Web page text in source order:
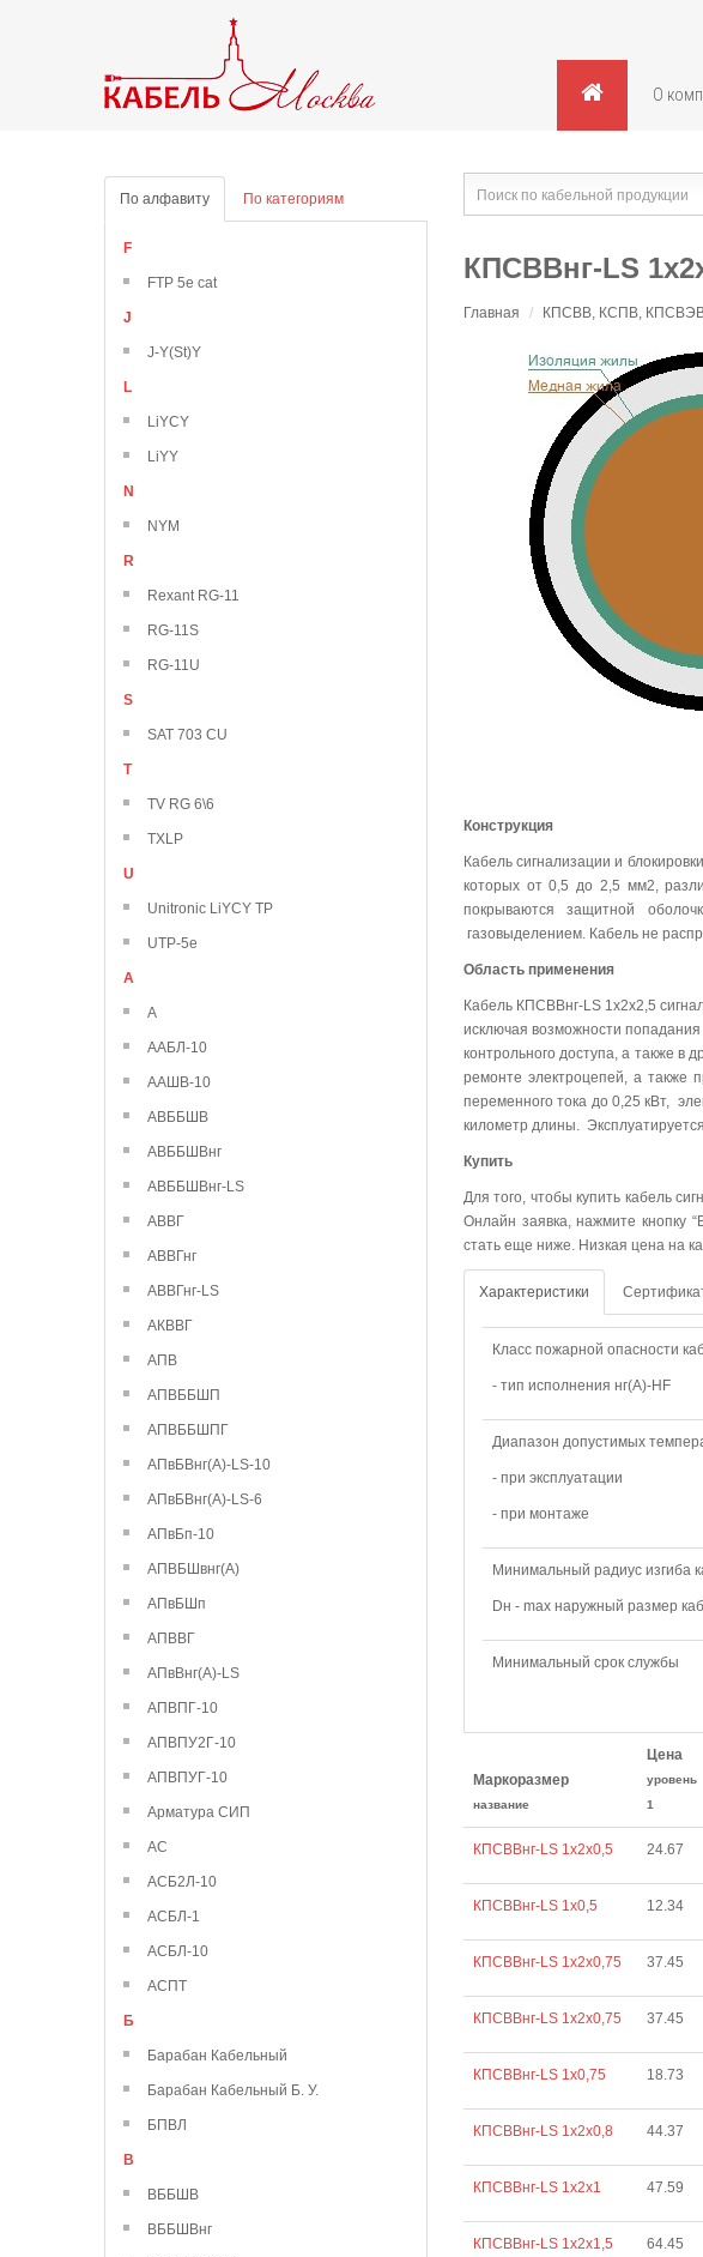
О
По алфавиту По категориям
F
FTP 5e cat
J
J-Y(St)Y
L
LiYCY
LiYY
N
NYM
R
Rexant RG-11
RG-11S
RG-11U
S
SAT 703 CU
T
TV RG 6\6
TXLP
U
Unitronic LiYCY TP
UTP-5e
А
А
ААБЛ-10
ААШВ-10
АВББШВ
АВББШВнг
АВББШВнг-LS
АВВГ
АВВГнг
АВВГнг-LS
АКВВГ
АПВ
АПВББШП
АПВББШПГ
АПвБВнг(А)-LS-10
АПвБВнг(А)-LS-6
АПвБп-10
АПВБШвнг(А)
АПвБШп
АПВВГ
АПвВнг(А)-LS
АПВПГ-10
АПВПУ2Г-10
АПВПУГ-10
Арматура СИП
АС
АСБ2Л-10
АСБЛ-1
АСБЛ-10
АСПТ
Б
Барабан Кабельный
Барабан Кабельный Б. У.
БПВЛ
В
ВББШВ
ВББШВнг
КПСВВнг-LS
Главная / КПСВВ, КСПВ, КПСВЭВ,
Конструкция
Кабель сигнализации и
которых от 0,5 до 2,5 мм2,
покрываются защитной
газовыделением. Кабель не
Область применения
Кабель КПСВВнг-LS 1х2х2,5
исключая возможности
контрольного доступа, а также в
ремонте электроцепей, а также
переменного тока до 0,25 кВт,
километр длины.
Купить
Для того, чтобы купить кабель
Онлайн заявка, нажмите кнопку
стать еще ниже. Низкая цена на
Характеристики
Класс пожарной опасности
- тип исполнения нг(А)-HF
Диапазон допустимых
- при эксплуатации
- при монтаже
Минимальный радиус изгиба
Dн - max наружный размер
Минимальный срок службы
Маркоразмер
название
Цена
уровень
1
КПСВВнг-LS 1х2х0,5 24.67
КПСВВнг-LS 1х0,5 12.34
КПСВВнг-LS 1x2x0,75 37.45
КПСВВнг-LS 1х2х0,75 37.45
КПСВВнг-LS 1х0,75 18.73
КПСВВнг-LS 1х2х0,8 44.37
КПСВВнг-LS 1х2х1 47.59
КПСВВнг-LS 1х2х1,5 64.45